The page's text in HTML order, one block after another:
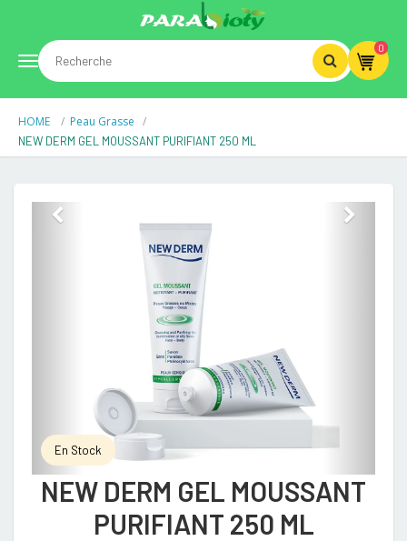
Toggle
navigation
0
HOME Peau Grasse
NEW DERM GEL MOUSSANT PURIFIANT 250 ML
En Stock
NEW DERM GEL MOUSSANT
PURIFIANT 250 ML